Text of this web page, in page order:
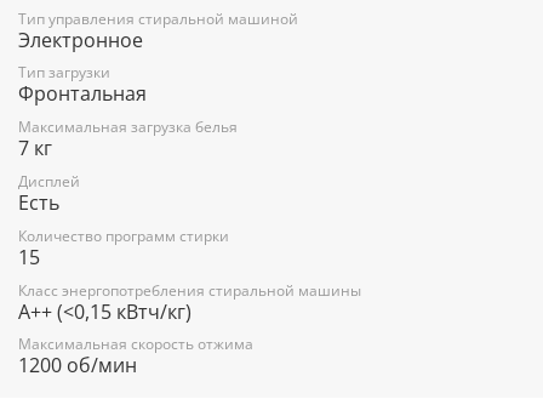
Быстрая стирка - Есть
Антиаллергия - Есть
Eco 40-60°С - Есть
Холодная стирка - 15°C
Суперчерное - Есть
Контроль стабильности SCS - Есть
Количество программ - 15
Инвертор - Есть
Отсрочка старта - Фиксированная
Сенсоры - Сенсор уровня воды
Тип управления стиральной машиной
Электронное
Тип загрузки
Фронтальная
Максимальная загрузка белья
7 кг
Дисплей
Есть
Количество программ стирки
15
Класс энергопотребления стиральной машины
A++ (<0,15 кВтч/кг)
Максимальная скорость отжима
1200 об/мин